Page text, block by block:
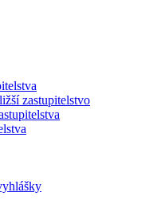
zastupitelstvo